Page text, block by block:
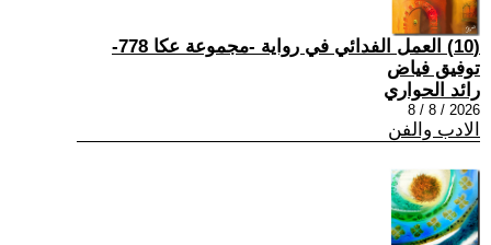
(10) العمل الفدائي في رواية -مجموعة عكا 778-
توفيق فياض
رائد الحواري
2026 / 8 / 8
الادب والفن